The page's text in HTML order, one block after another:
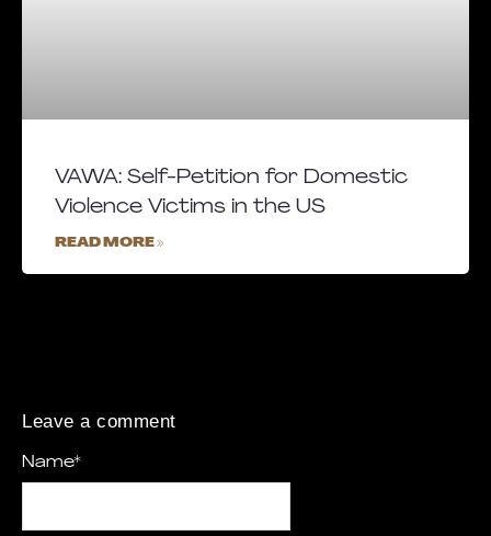
VAWA: Self-Petition for Domestic
Violence Victims in the US
READ MORE »
Leave a comment
Name*